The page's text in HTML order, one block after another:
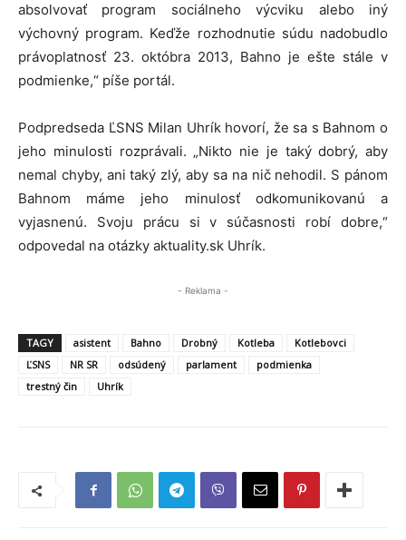
absolvovať program sociálneho výcviku alebo iný
výchovný program. Keďže rozhodnutie súdu nadobudlo
právoplatnosť 23. októbra 2013, Bahno je ešte stále v
podmienke,“ píše portál.
Podpredseda ĽSNS Milan Uhrík hovorí, že sa s Bahnom o
jeho minulosti rozprávali. „Nikto nie je taký dobrý, aby
nemal chyby, ani taký zlý, aby sa na nič nehodil. S pánom
Bahnom máme jeho minulosť odkomunikovanú a
vyjasnenú. Svoju prácu si v súčasnosti robí dobre,“
odpovedal na otázky aktuality.sk Uhrík.
- Reklama -
TAGY asistent Bahno Drobný Kotleba
Kotlebovci
ĽSNS
NR SR odsúdený parlament
podmienka
trestný čin
Uhrík